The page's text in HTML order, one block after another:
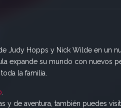
Judy Hopps y Nick Wilde en un
expande su mundo con nuevos
la familia.
y de aventura, también puedes